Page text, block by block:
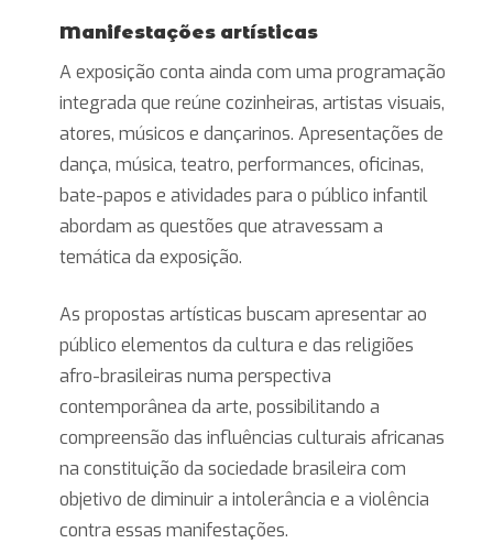
Manifestações artísticas
A exposição conta ainda com uma programação
integrada que reúne cozinheiras, artistas visuais,
atores, músicos e dançarinos. Apresentações de
dança, música, teatro, performances, oficinas,
bate-papos e atividades para o público infantil
abordam as questões que atravessam a
temática da exposição.
As propostas artísticas buscam apresentar ao
público elementos da cultura e das religiões
afro-brasileiras numa perspectiva
contemporânea da arte, possibilitando a
compreensão das influências culturais africanas
na constituição da sociedade brasileira com
objetivo de diminuir a intolerância e a violência
contra essas manifestações.